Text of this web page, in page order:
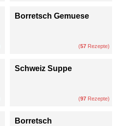
Borretsch Gemuese
(57 Rezepte)
Schweiz Suppe
(97 Rezepte)
Borretsch